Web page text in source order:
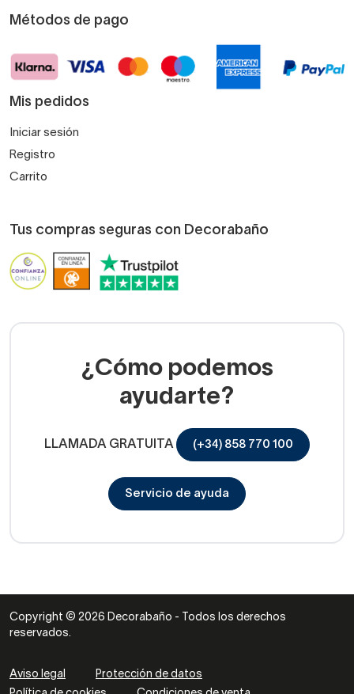
Métodos de pago
Mis pedidos
Iniciar sesión
Registro
Carrito
Tus compras seguras con Decorabaño
¿Cómo podemos
ayudarte?
LLAMADA GRATUITA (+34) 858 770 100
Servicio de ayuda
Copyright © 2026 Decorabaño - Todos los derechos
reservados.
Aviso legal
Protección de datos